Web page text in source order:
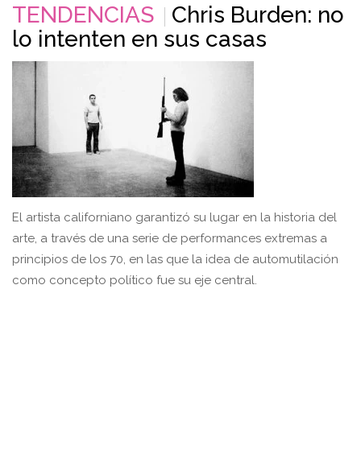
TENDENCIAS
Chris Burden: no
lo intenten en sus casas
El artista californiano garantizó su lugar en la historia del
arte, a través de una serie de performances extremas a
principios de los 70, en las que la idea de automutilación
como concepto político fue su eje central.